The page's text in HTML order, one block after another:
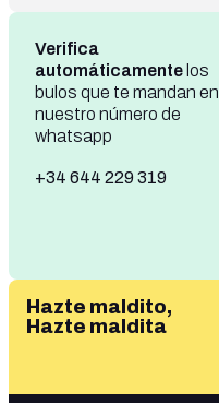
Verifica
automáticamente los
bulos que te mandan en
nuestro número de
whatsapp
+34 644 229 319
Hazte maldito,
Hazte maldita